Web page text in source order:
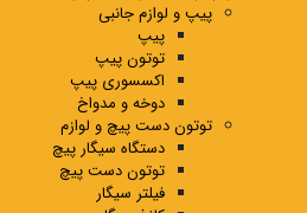
پیپ و لوازم جانبی
پیپ
توتون پیپ
اکسسوری پیپ
دوخه و مدواخ
توتون دست پیچ و لوازم
دستگاه سیگار پیچ
توتون دست پیچ
فیلتر سیگار